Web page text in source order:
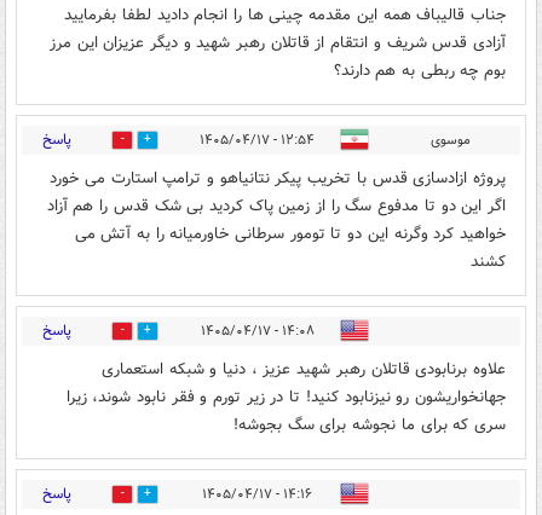
جناب قالیباف همه این مقدمه چینی ها را انجام دادید لطفا بفرمایید
آزادی قدس شریف و انتقام از قاتلان رهبر شهید و دیگر عزیزان این مرز
بوم چه ربطی به هم دارند؟
موسوی ۱۲:۵۴ - ۱۴۰۵/۰۴/۱۷ 0 پاسخ
پروژه ازادسازی قدس با تخریب پیکر نتانیاهو و ترامپ استارت می خورد
اگر این دو تا مدفوع سگ را از زمین پاک کردید بی شک قدس را هم آزاد
خواهید کرد وگرنه این دو تا تومور سرطانی خاورمیانه را به آتش می
کشند
۱۴:۰۸ - ۱۴۰۵/۰۴/۱۷ 0 پاسخ
علاوه برنابودی قاتلان رهبر شهید عزیز ، دنیا و شبکه استعماری
جهانخواریشون رو نیزنابود کنید! تا در زیر تورم و فقر نابود شوند، زیرا
سری که برای ما نجوشه برای سگ بجوشه!
۱۴:۱۶ - ۱۴۰۵/۰۴/۱۷ 0 پاسخ